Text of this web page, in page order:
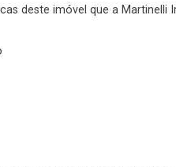
deste imóvel que a Martinelli